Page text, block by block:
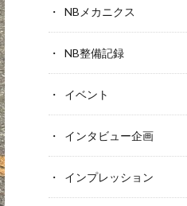
NBメカニクス
NB整備記録
イベント
インタビュー企画
インプレッション